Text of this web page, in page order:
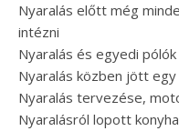
Nyaralás előtt még
intézni
Nyaralás és egyedi pólók
Nyaralás közben jött
Nyaralás tervezése,
Nyaralásról lopott